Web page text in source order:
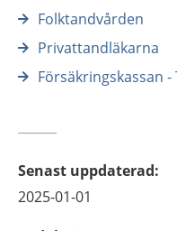
Folktandvården
Privattandläkarna
Försäkringskassan
Senast uppdaterad:
2025-01-01